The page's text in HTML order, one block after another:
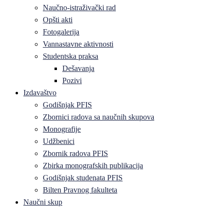
Naučno-istraživački rad
Opšti akti
Fotogalerija
Vannastavne aktivnosti
Studentska praksa
Dešavanja
Pozivi
Izdavaštvo
Godišnjak PFIS
Zbornici radova sa naučnih skupova
Monografije
Udžbenici
Zbornik radova PFIS
Zbirka monografskih publikacija
Godišnjak studenata PFIS
Bilten Pravnog fakulteta
Naučni skup